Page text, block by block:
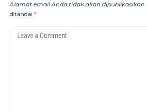
Alamat email Anda tidak akan dipublikasikan.
ditandai *